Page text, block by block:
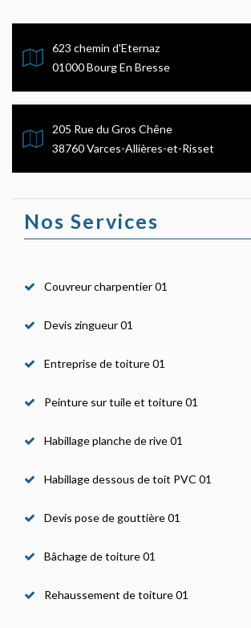
623 chemin d'Eternaz
01000 Bourg En Bresse
205 Rue du Gros Chêne
38760 Varces-Allières-et-Risset
Nos Services
Couvreur charpentier 01
Devis zingueur 01
Entreprise de toiture 01
Peinture sur tuile et toiture 01
Habillage planche de rive 01
Habillage dessous de toit PVC 01
Devis pose de gouttière 01
Bâchage de toiture 01
Rehaussement de toiture 01